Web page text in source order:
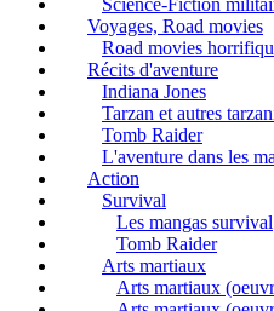
Voyages, Road movies
Road movies
Récits d'aventure
Indiana Jones
Tarzan et autres
Tomb Raider
L'aventure dans les
Action
Survival
Les mangas survival
Tomb Raider
Arts martiaux
Arts martiaux